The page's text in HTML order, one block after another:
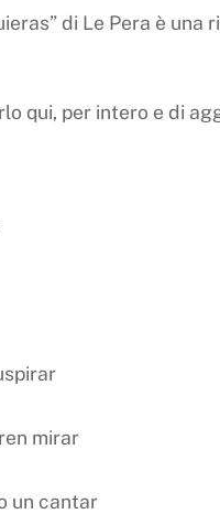
di Le Pera è
qui, per intero e di
mirar
un cantar